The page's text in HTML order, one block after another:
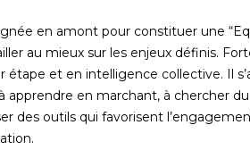
en amont pour constituer une
au mieux sur les enjeux définis.
étape et en intelligence collective. Il
apprendre en marchant, à chercher
des outils qui favorisent